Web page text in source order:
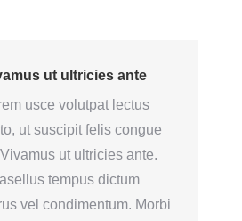
ut ultricies ante
usce volutpat lectus
ut suscipit felis congue
ut ultricies ante.
tempus dictum
vel condimentum. Morbi